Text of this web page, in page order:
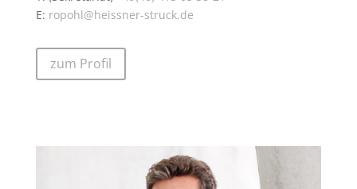
E: ropohl@heissner-struck.de
zum Profil